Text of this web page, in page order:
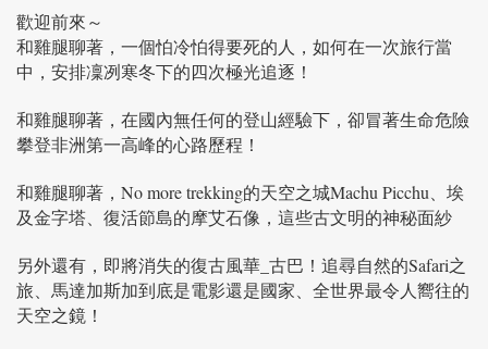
歡迎前來～
和雞腿聊著，一個怕冷怕得要死的人，如何在一次旅行當
中，安排凜冽寒冬下的四次極光追逐！
和雞腿聊著，在國內無任何的登山經驗下，卻冒著生命危險
攀登非洲第一高峰的心路歷程！
和雞腿聊著，No more trekking的天空之城Machu Picchu、埃
及金字塔、復活節島的摩艾石像，這些古文明的神秘面紗
另外還有，即將消失的復古風華_古巴！追尋自然的Safari之
旅、馬達加斯加到底是電影還是國家、全世界最令人嚮往的
天空之鏡！